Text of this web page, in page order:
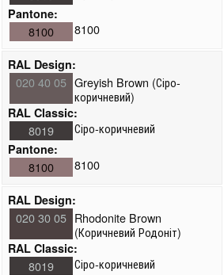
Pantone:
8100
8100
RAL Design:
020 40 05 Greyish Brown (Сіро-
коричневий)
RAL Classic:
8019 Сіро-коричневий
Pantone:
8100
8100
RAL Design:
020 30 05 Rhodonite Brown
(Коричневий Родоніт)
RAL Classic:
8019 Сіро-коричневий